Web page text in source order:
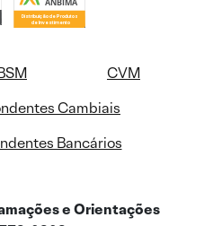
CVM
Cambiais
Bancários
e Orientações